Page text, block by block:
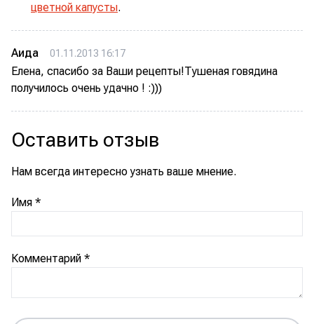
цветной капусты.
Аида 01.11.2013 16:17
Елена, спасибо за Ваши рецепты!Тушеная говядина
получилось очень удачно ! :)))
Оставить отзыв
Нам всегда интересно узнать ваше мнение.
Имя *
Комментарий *